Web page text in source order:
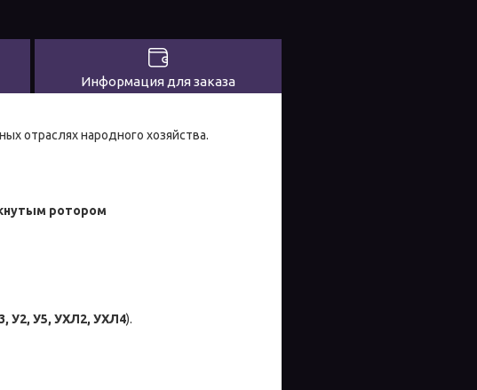
Информация для заказа
отраслях народного хозяйства.
ротором
У2, У5, УХЛ2, УХЛ4).